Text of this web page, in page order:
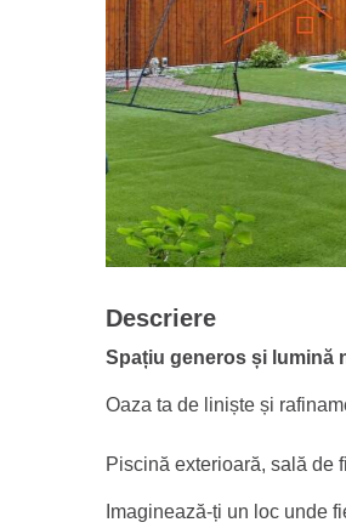
Descriere
Spațiu generos și lumină
Oaza ta de liniște și
Piscină exterioară, sală de
Imaginează-ți un loc unde